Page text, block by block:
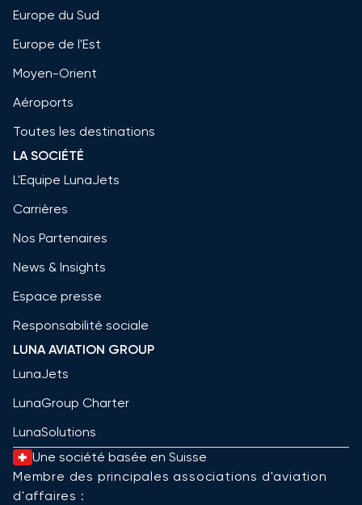
Europe du Sud
Europe de l'Est
Moyen-Orient
Aéroports
Toutes les destinations
LA SOCIÉTÉ
L'Equipe LunaJets
Carrières
Nos Partenaires
News & Insights
Espace presse
Responsabilité sociale
LUNA AVIATION GROUP
LunaJets
LunaGroup Charter
LunaSolutions
Une société basée en Suisse
Membre des principales associations d'aviation
d'affaires :